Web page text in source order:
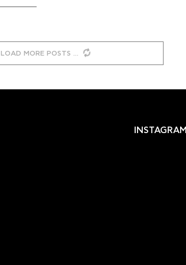
LOAD MORE POSTS
INSTAGRAM